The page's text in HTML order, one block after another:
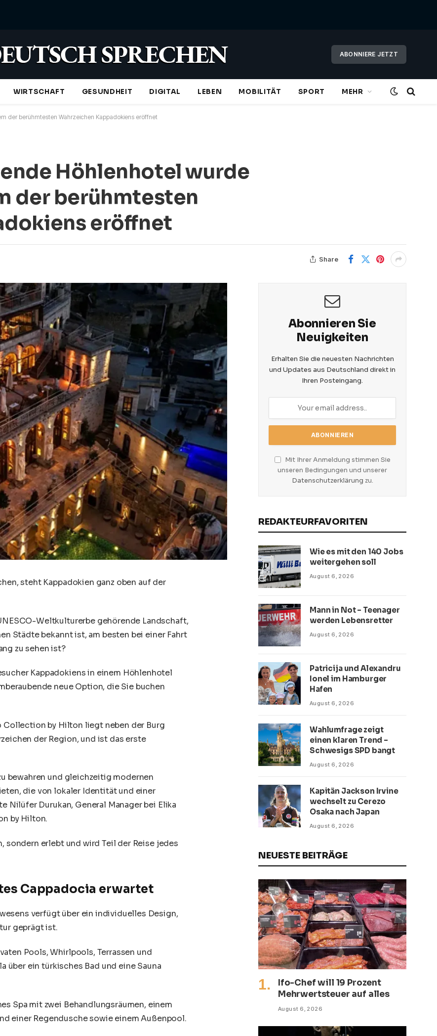
ABONNIERE JETZT
WIRTSCHAFT GESUNDHEIT DIGITAL LEBEN MOBILITÄT SPORT MEHR
der berühmtesten Wahrzeichen Kappadokiens eröffnet
Höhlenhotel wurde
der berühmtesten
eröffnet
Share
steht Kappadokien ganz oben auf der
Weltkulturerbe gehörende Landschaft,
Städte bekannt ist, am besten bei einer Fahrt
zu sehen ist?
Kappadokiens in einem Höhlenhotel
neue Option, die Sie buchen
Collection by Hilton liegt neben der Burg
der Region, und ist das erste
bewahren und gleichzeitig modernen
die von lokaler Identität und einer
Nilüfer Durukan, General Manager bei Elika
by Hilton.
sondern erlebt und wird Teil der Reise jedes
Cappadocia erwartet
verfügt über ein individuelles Design,
geprägt ist.
Pools, Whirlpools, Terrassen und
über ein türkisches Bad und eine Sauna
Spa mit zwei Behandlungsräumen, einem
einer Regendusche sowie einem Außenpool.
Abonnieren Sie
Neuigkeiten
Erhalten Sie die neuesten Nachrichten
und Updates aus Deutschland direkt in
Ihren Posteingang.
Mit Ihrer Anmeldung stimmen Sie
unseren Bedingungen und unserer
Datenschutzerklärung zu.
REDAKTEURFAVORITEN
Wie es mit den 140 Jobs
weitergehen soll
August 6, 2026
Mann in Not – Teenager
werden Lebensretter
August 6, 2026
Patricija und Alexandru
Ionel im Hamburger
Hafen
August 6, 2026
Wahlumfrage zeigt
einen klaren Trend –
Schwesigs SPD bangt
August 6, 2026
Kapitän Jackson Irvine
wechselt zu Cerezo
Osaka nach Japan
August 6, 2026
NEUESTE BEITRÄGE
Ifo-Chef will 19 Prozent
Mehrwertsteuer auf alles
August 6, 2026